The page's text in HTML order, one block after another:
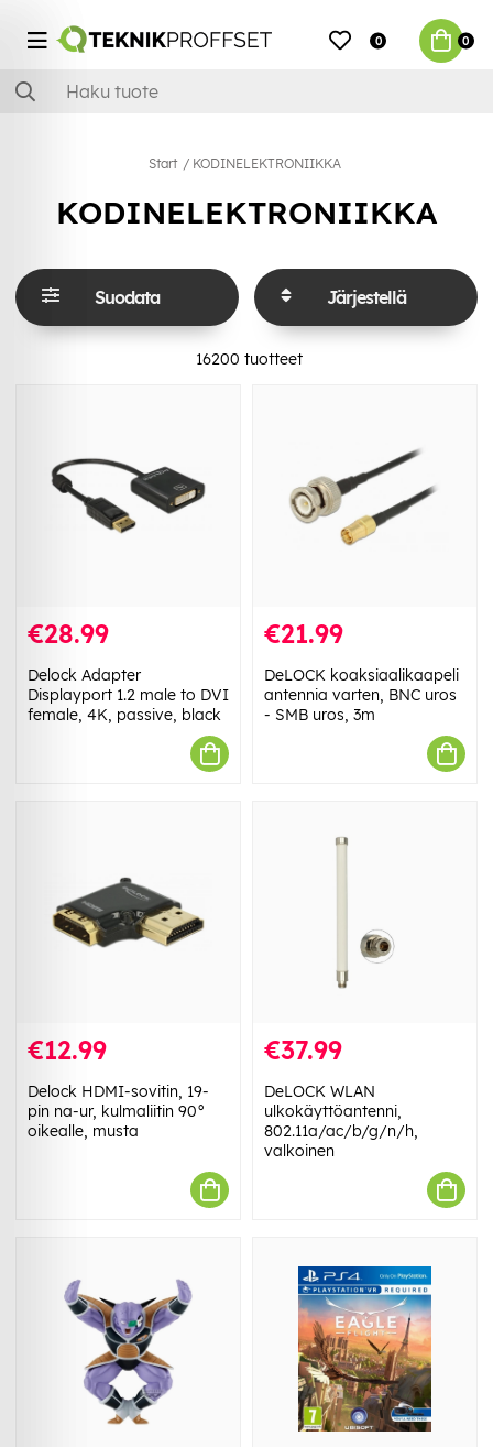
0 0
Start KODINELEKTRONIIKKA
KODINELEKTRONIIKKA
Suodata Järjestellä
16200 tuotteet
€28.99
Delock Adapter
Displayport 1.2 male to DVI
female, 4K, passive, black
€21.99
DeLOCK koaksiaalikaapeli
antennia varten, BNC uros
- SMB uros, 3m
€12.99
Delock HDMI-sovitin, 19-
pin na-ur, kulmaliitin 90°
oikealle, musta
€37.99
DeLOCK WLAN
ulkokäyttöantenni,
802.11a/ac/b/g/n/h,
valkoinen